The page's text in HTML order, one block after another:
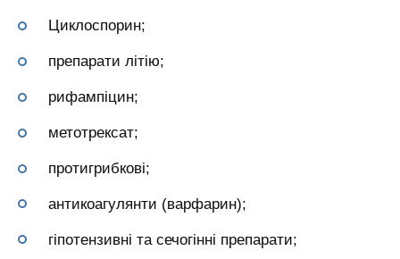
Циклоспорин;
препарати літію;
рифампіцин;
метотрексат;
протигрибкові;
антикоагулянти (варфарин);
гіпотензивні та сечогінні препарати;